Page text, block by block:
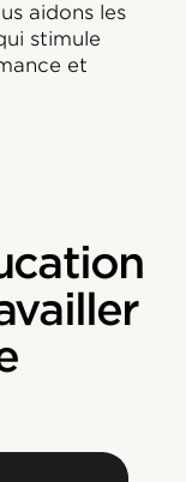
aidons les
stimule
et